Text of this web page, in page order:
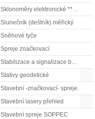
Sklonoměry elektronické **** (digitální vodováhy, sklonové lasery)
Slunečník (deštník) měřický
Sněhové tyče
Spreje značkovací
Stabilizace a signalizace bodů
Stativy geodetické
Stavební -značkovací- spreje.
Stavební lasery přehled
Stavební spreje SOPPEC